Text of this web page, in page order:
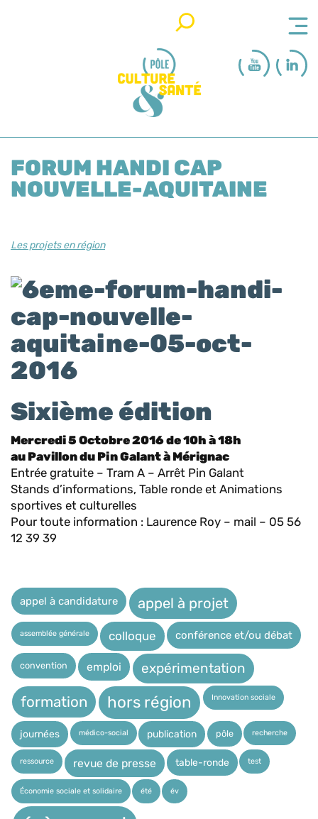
FORUM HANDI CAP
NOUVELLE-AQUITAINE
Les projets en région
Sixième édition
Mercredi 5 Octobre 2016 de 10h à 18h
au Pavillon du Pin Galant à Mérignac
Entrée gratuite – Tram A – Arrêt Pin Galant
Stands d’informations, Table ronde et Animations
sportives et culturelles
Pour toute information : Laurence Roy – mail – 05 56
12 39 39
appel à candidature appel à projet
assemblée générale colloque conférence et/ou débat
convention emploi expérimentation
formation hors région Innovation sociale
journées médico-social publication pôle recherche
ressource revue de presse table-ronde test
Économie sociale et solidaire été év